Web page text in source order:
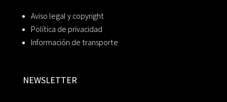
Aviso legal y copyright
Política de privacidad
Información de transporte
NEWSLETTER